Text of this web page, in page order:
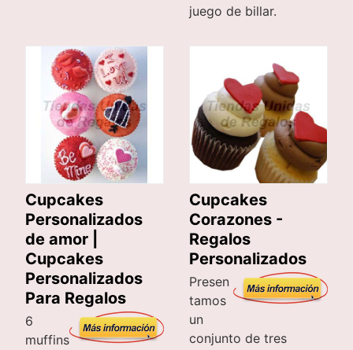
juego de billar.
Cupcakes
Personalizados
de amor |
Cupcakes
Personalizados
Para Regalos
6
muffins
Cupcakes
Corazones -
Regalos
Personalizados
Presen
tamos
un
conjunto de tres